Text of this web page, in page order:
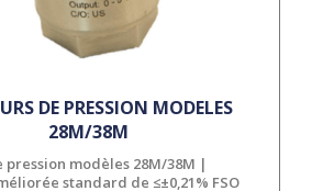
DE PRESSION MODELES
28M/38M
pression modèles 28M/38M |
standard de ≤±0,21% FSO